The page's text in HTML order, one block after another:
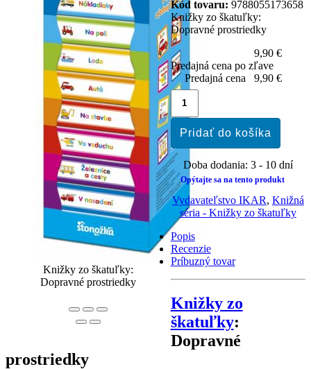
Knižky zo škatuľky:
Dopravné prostriedky
Kód tovaru: 9788055173658
Knižky zo škatuľky:
Dopravné prostriedky
9,90 €
Predajná cena po zľave
Predajná cena
9,90 €
Doba dodania: 3 - 10 dní
Opýtajte sa na tento produkt
Vydavateľstvo IKAR, Knižná
séria - Knižky zo škatuľky
Popis
Recenzie
Príbuzný tovar
Knižky zo
škatuľky:
Dopravné
prostriedky